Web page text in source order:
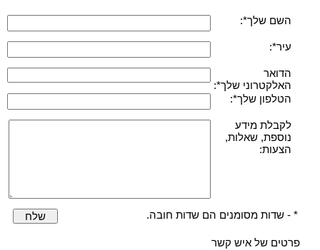
השם שלך*:
עיר*:
הדואר
האלקטרוני שלך*:
הטלפון שלך*:
לקבלת מידע
נוספת, שאלות,
הצעות:
* - שדות מסומנים הם שדות חובה. שלח
פרטים של איש קשר